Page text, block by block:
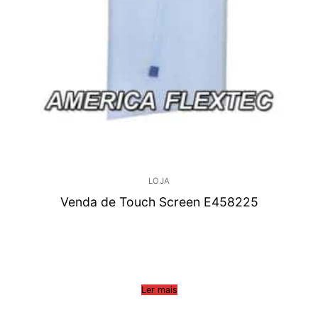
LOJA
Venda de Touch Screen E458225
Ler mais